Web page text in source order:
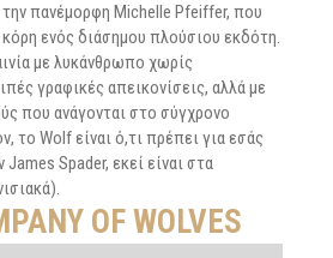
πανέμορφη Michelle Pfeiffer, που
κόρη ενός διάσημου πλούσιου εκδότη.
με λυκάνθρωπο χωρίς
γραφικές απεικονίσεις, αλλά με
που ανάγονται στο σύγχρονο
το Wolf είναι ό,τι πρέπει για εσάς
Spader, εκεί είναι στα
OF WOLVES